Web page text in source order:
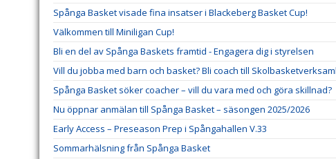
Spånga Basket visade fina insatser i Blackeberg Basket Cup!
Välkommen till Miniligan Cup!
Bli en del av Spånga Baskets framtid - Engagera dig i styrelsen
Vill du jobba med barn och basket? Bli coach till
Spånga Basket söker coacher – vill du vara med och göra skillnad?
Nu öppnar anmälan till Spånga Basket – säsongen 2025/2026
Early Access – Preseason Prep i Spångahallen V.33
Sommarhälsning från Spånga Basket